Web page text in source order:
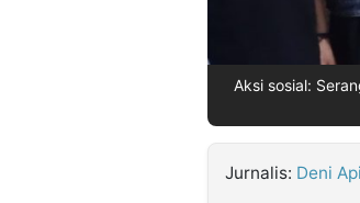
Aksi sosial:
Jurnalis: Deni